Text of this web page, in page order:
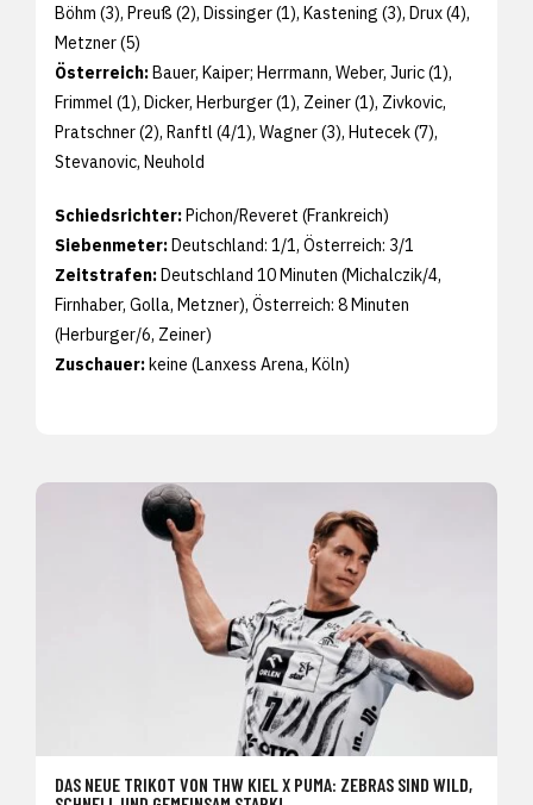
Böhm (3), Preuß (2), Dissinger (1), Kastening (3), Drux (4),
Metzner (5)
Österreich:Bauer, Kaiper; Herrmann, Weber, Juric (1),
Frimmel (1), Dicker, Herburger (1), Zeiner (1), Zivkovic,
Pratschner (2), Ranftl (4/1), Wagner (3), Hutecek (7),
Stevanovic, Neuhold
Schiedsrichter:Pichon/Reveret (Frankreich)
Siebenmeter:Deutschland: 1/1, Österreich: 3/1
Zeitstrafen:Deutschland 10 Minuten (Michalczik/4,
Firnhaber, Golla, Metzner), Österreich: 8 Minuten
(Herburger/6, Zeiner)
Zuschauer:keine (Lanxess Arena, Köln)
DAS NEUE TRIKOT VON THW KIEL X PUMA: ZEBRAS SIND WILD,